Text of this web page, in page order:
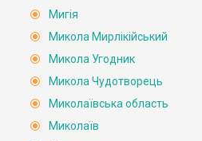
Мигія
Микола Мирлікійський
Микола Угодник
Микола Чудотворець
Миколаївська область
Миколаїв